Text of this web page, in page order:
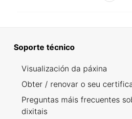
Soporte técnico
Visualización da páxina
Obter / renovar o seu
Preguntas máis frecuentes
dixitais